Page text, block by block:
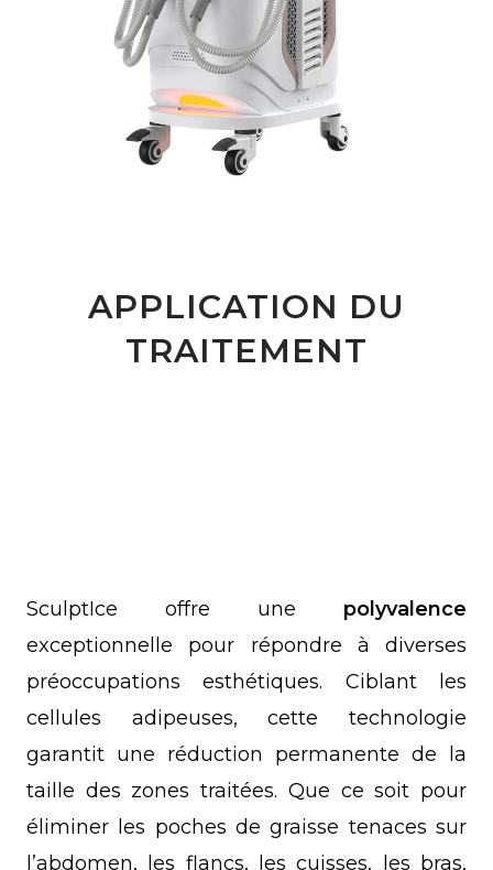
APPLICATION DU
TRAITEMENT
SculptIce offre une polyvalence
exceptionnelle pour répondre à diverses
préoccupations esthétiques. Ciblant les
cellules adipeuses, cette technologie
garantit une réduction permanente de la
taille des zones traitées. Que ce soit pour
éliminer les poches de graisse tenaces sur
l’abdomen, les flancs, les cuisses, les bras,